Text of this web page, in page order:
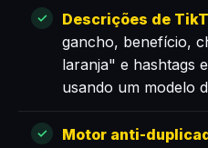
Descrições de
gancho, benefício,
laranja" e hashtags
usando um modelo
Motor anti-